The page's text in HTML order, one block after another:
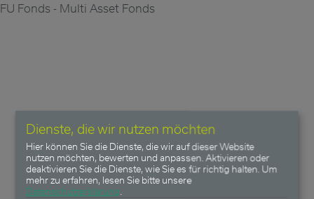
FU Fonds - Multi Asset Fonds
Dienste, die wir nutzen möchten
Hier können Sie die Dienste, die wir auf dieser Website
nutzen möchten, bewerten und anpassen. Aktivieren oder
deaktivieren Sie die Dienste, wie Sie es für richtig halten. Um
mehr zu erfahren, lesen Sie bitte unsere
Datenschutzerklärung.